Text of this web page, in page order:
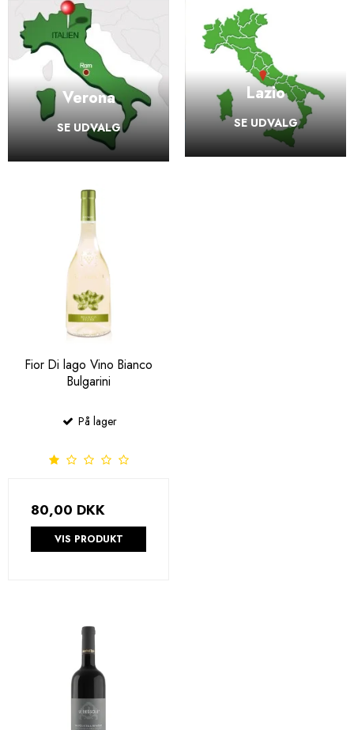
Verona
SE UDVALG
Lazio
SE UDVALG
Fior Di lago Vino Bianco
Bulgarini
På lager
80,00 DKK
VIS PRODUKT